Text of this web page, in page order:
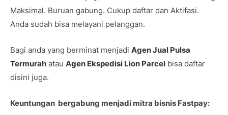
Maksimal. Buruan gabung. Cukup daftar dan Aktifasi.
Anda sudah bisa melayani pelanggan.
Bagi anda yang berminat menjadi Agen Jual Pulsa
Termurah atau Agen Ekspedisi Lion Parcel bisa daftar
disini juga.
Keuntungan bergabung menjadi mitra bisnis Fastpay: